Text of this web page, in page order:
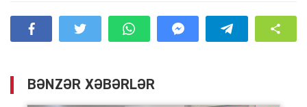
BƏNZƏR XƏBƏRLƏR